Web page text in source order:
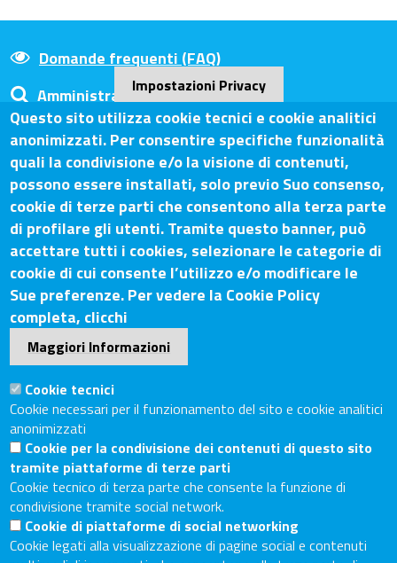
Domande frequenti (FAQ)
Amministrazione Trasparente
Camera di Commercio Arezzo-
Siena
Contatti
Sede Legale: Via Lazzaro Spallanzani, 25 – 52100 Arezzo
Sede Secondaria: Piazza Giacomo Matteotti, 30 - 53100
Siena
Tel. Sede Legale: 0575/3030
Tel. Sede Secondaria: 0577/202511
C.F./P.IVA: 02326130511
Codice Univoco UF6UWY
PECcciaa.arezzosiena@as.legalmail.camcom.it
Sito web
Impostazioni Privacy
Questo sito utilizza cookie tecnici e cookie analitici
anonimizzati. Per consentire specifiche funzionalità
quali la condivisione e/o la visione di contenuti,
possono essere installati, solo previo Suo consenso,
cookie di terze parti che consentono alla terza parte
di profilare gli utenti. Tramite questo banner, può
accettare tutti i cookies, selezionare le categorie di
cookie di cui consente l’utilizzo e/o modificare le
Sue preferenze. Per vedere la Cookie Policy
completa, clicchi
Maggiori Informazioni
Cookie tecnici
Cookie necessari per il funzionamento del sito e cookie analitici
anonimizzati
Cookie per la condivisione dei contenuti di questo sito
tramite piattaforme di terze parti
Cookie tecnico di terza parte che consente la funzione di
condivisione tramite social network.
Cookie di piattaforme di social networking
Cookie legati alla visualizzazione di pagine social e contenuti